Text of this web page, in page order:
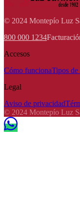
© 2024 Montepío Luz
800 000 1234
Accesos
Cómo funcionaTipos de
Legal
Aviso de privacidad
© 2024 Montepío Luz